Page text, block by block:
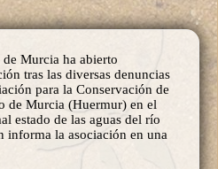
Murcia ha abierto
tras las diversas denuncias
para la Conservación de
de Murcia (Huermur) en el
estado de las aguas del río
informa la asociación en una